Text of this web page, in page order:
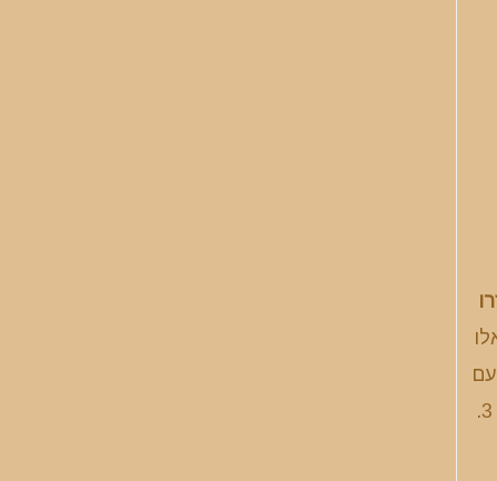
מפגש עם
מלווה, כתוב בבירור את הציפיות והגבולות שלך. זה יעזור לבסס הבנה הדדית ולהבטיח חוויה מהנה יותר לשני הצדדים. 3.